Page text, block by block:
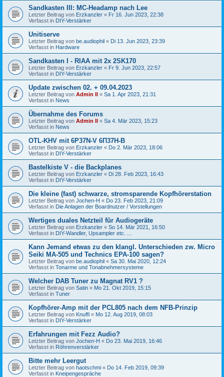
Sandkasten III: MC-Headamp nach Lee
Letzter Beitrag von Erzkanzler « Fr 16. Jun 2023, 22:38
Verfasst in DIY-Verstärker
Unitiserve
Letzter Beitrag von be.audiophil « Di 13. Jun 2023, 23:39
Verfasst in Hardware
Sandkasten I - RIAA mit 2x 2SK170
Letzter Beitrag von Erzkanzler « Fr 9. Jun 2023, 22:57
Verfasst in DIY-Verstärker
Update zwischen 02. + 09.04.2023
Letzter Beitrag von Admin II « Sa 1. Apr 2023, 21:31
Verfasst in News
Übernahme des Forums
Letzter Beitrag von Admin II « Sa 4. Mär 2023, 15:23
Verfasst in News
OTL-KHV mit 6P37N-V 6П37Н-В
Letzter Beitrag von Erzkanzler « Do 2. Mär 2023, 18:06
Verfasst in DIY-Verstärker
Bastelkiste V - die Backplanes
Letzter Beitrag von Erzkanzler « Di 28. Feb 2023, 16:43
Verfasst in DIY-Verstärker
Die kleine (fast) schwarze, stromsparende Kopfhörerstation
Letzter Beitrag von Jochen-H « Do 23. Feb 2023, 21:09
Verfasst in Die Anlagen der Boardnutzer / Vorstellungen
Wertiges duales Netzteil für Audiogeräte
Letzter Beitrag von Erzkanzler « So 14. Mär 2021, 16:50
Verfasst in DIY-Wandler, Upsampler etc. ...
Kann Jemand etwas zu den klangl. Unterschieden zw. Micro
Seiki MA-505 und Technics EPA-100 sagen?
Letzter Beitrag von be.audiophil « Sa 30. Mai 2020, 12:24
Verfasst in Tonarme und Tonabnehmersysteme
Welcher DAB Tuner zu Magnat RV1 ?
Letzter Beitrag von Satin « Mo 21. Okt 2019, 15:15
Verfasst in Tuner
Kopfhörer-Amp mit der PCL805 nach dem NFB-Prinzip
Letzter Beitrag von Knuffi « Mo 12. Aug 2019, 08:03
Verfasst in DIY-Verstärker
Erfahrungen mit Fezz Audio?
Letzter Beitrag von Jochen-H « Do 23. Mai 2019, 16:46
Verfasst in Röhrenverstärker
Bitte mehr Leergut
Letzter Beitrag von haotschmi « Do 14. Feb 2019, 09:39
Verfasst in Kneipengespräche